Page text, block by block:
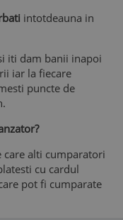
intotdeauna in
iti dam banii inapoi
iar la fiecare
puncte de
care alti cumparatori
cu cardul
pot fi cumparate